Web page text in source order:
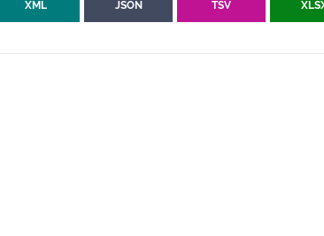
XML JSON TSV